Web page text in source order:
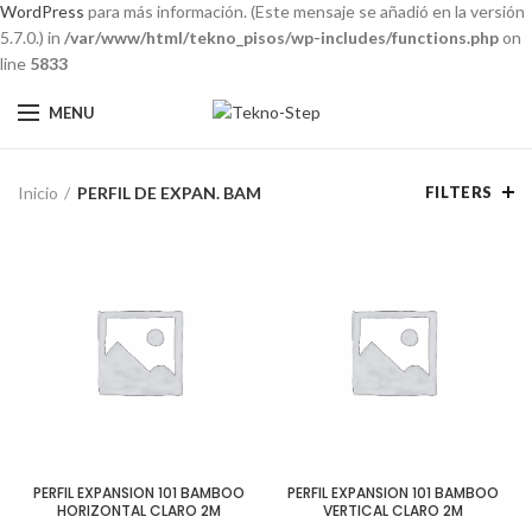
WordPress para más información. (Este mensaje se añadió en la versión
5.7.0.) in /var/www/html/tekno_pisos/wp-includes/functions.phpon
line 5833
MENU
Inicio PERFIL DE EXPAN. BAM FILTERS
PERFIL EXPANSION 101 BAMBOO
HORIZONTAL CLARO 2M
PERFIL EXPANSION 101 BAMBOO
VERTICAL CLARO 2M